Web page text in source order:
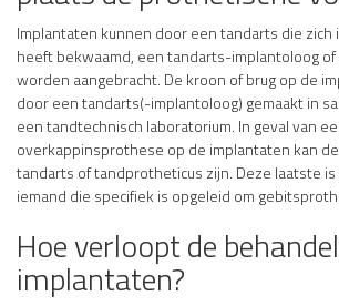
Implantaten kunnen door een tandarts die zich
heeft bekwaamd, een tandarts-implantoloog of
worden aangebracht. De kroon of brug op de
door een tandarts(-implantoloog) gemaakt in
een tandtechnisch laboratorium. In geval van
overkappinsprothese op de implantaten kan
tandarts of tandprotheticus zijn. Deze laatste
iemand die specifiek is opgeleid om
Hoe verloopt de
implantaten?